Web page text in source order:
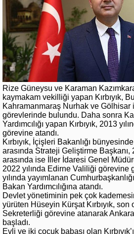
Rize Güneysu ve Karaman
kaymakam vekilliği yapan Kırbıyık,
Kahramanmaraş Nurhak ve Gölhisar
görevlerinde bulundu. Daha sonra
Yardımcılığı yapan Kırbıyık, 2013
görevine atandı.
Kırbıyık, İçişleri Bakanlığı
arasında Strateji Geliştirme Başkanı,
arasında ise İller İdaresi Genel
2022 yılında Edirne Valiliği görevine
yılında yayımlanan
Bakan Yardımcılığına atandı.
Devlet yönetiminin pek çok
yürüten Hüseyin Kürşat Kırbıyık, son
Sekreterliği görevine atanarak
başladı.
Evli ve iki çocuk babası olan